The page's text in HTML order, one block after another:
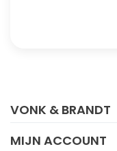
VONK & BRANDT
MIJN ACCOUNT